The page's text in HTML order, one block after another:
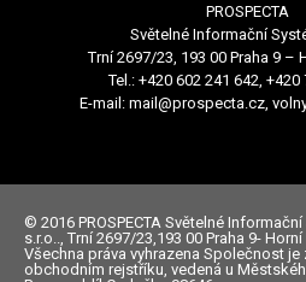
PROSPECTA
Světelné Informační
Trní 2697/23, 193 00 Praha 9 –
Tel.: +420 602 241 642, +420
E-mail: mail@prospecta.cz,
© 2016 PROSPECTA Světelné
s.r.o.., Trní 2697/23,193 00 Praha 9- Horní
Všechna práva vyhrazena Společnost je
obchodním rejstříku, vedená u